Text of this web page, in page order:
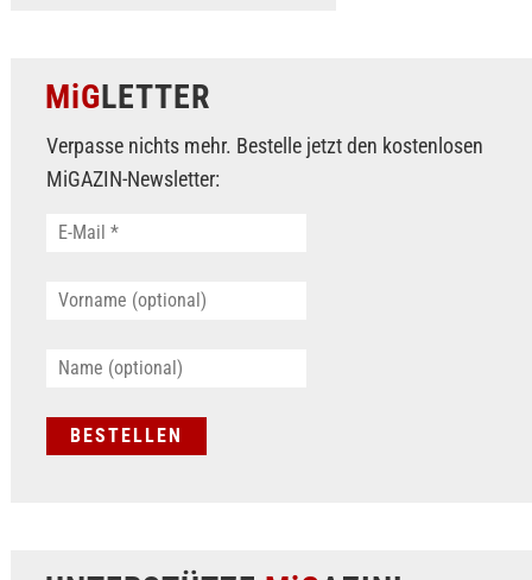
MiGLETTER
Verpasse nichts mehr. Bestelle jetzt den kostenlosen
MiGAZIN-Newsletter: